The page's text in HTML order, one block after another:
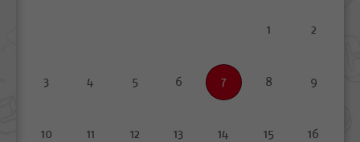
1 2
3 4 5 6 7 8 9
10 11 12 13 14 15 16